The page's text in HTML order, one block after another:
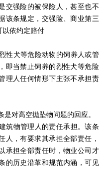
交强险的被保险人，甚至也不
该条规定，交强险、商业第三
以依约定赔付
犬等危险动物的饲养人或管
即当禁止饲养的烈性犬等危险
理人任何情形下主张不承担责
对高空拋坠物问题的回应。
物管理人的责任承担。该条
人，有要求其承担全部责任，
承担全部责任时，物业公司才
的历史沿革和规范内涵，可见